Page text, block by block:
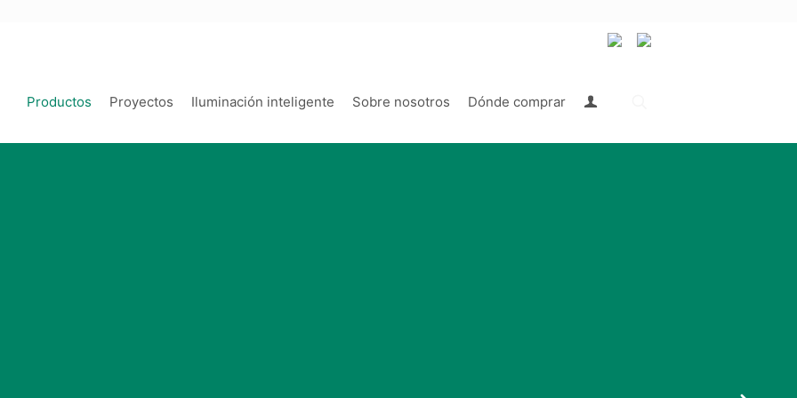
Productos Proyectos Iluminación inteligente Sobre nosotros Dónde comprar